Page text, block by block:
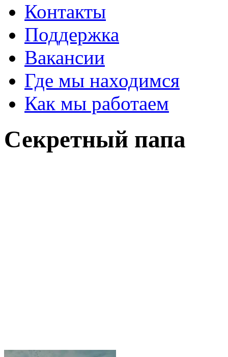
Контакты
Поддержка
Вакансии
Где мы находимся
Как мы работаем
Секретный папа